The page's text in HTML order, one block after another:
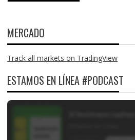
MERCADO
Track all markets on TradingView
ESTAMOS EN LÍNEA #PODCAST